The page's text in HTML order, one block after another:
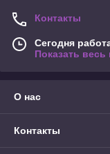
Контакты
Сегодня
Показать
О нас
Контакты